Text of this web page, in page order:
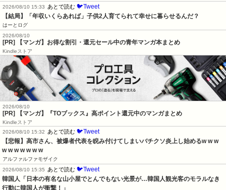
2026/08/10 15:33
あとで読む 🐦Tweet
【結局】「年収いくらあれば」子供2人育てられて幸せに暮らせるんだ？
はーとログ
2026/08/10
[PR] 【マンガ】お得な割引・還元セール中の青年マンガ本まとめ
Kindleストア
2026/08/10
[PR] 【マンガ】『TOブックス』高ポイント還元中のマンガまとめ
Kindleストア
2026/08/10 15:32
あとで読む 🐦Tweet
【悲報】高市さん、被爆者代表を睨み付けてしまいバチクソ炎上し始めるw w w
w w w w w w w
アルファルファモザイク
2026/08/10 15:35
あとで読む 🐦Tweet
韓国人「日本の有名な山小屋でとんでもない光景が…韓国人観光客のモラルなき
行動に韓国人が衝撃！」